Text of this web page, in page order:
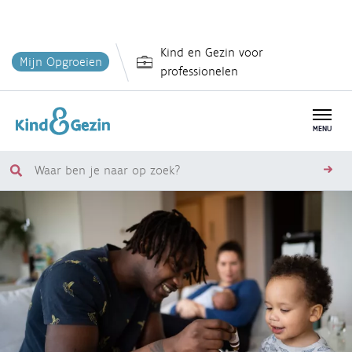
en
inhoud
Mijn Opgroeien
Kind en Gezin voor
professionelen
MENU
Waar
je
naar
op
zoek?